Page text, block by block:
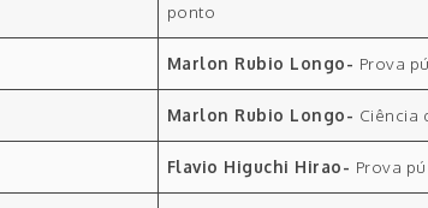
ponto
Marlon Rubio Longo- Prova
Marlon Rubio Longo- Ciência
Flavio Higuchi Hirao- Prova